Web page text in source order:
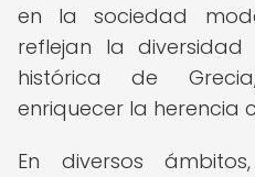
en la sociedad
reflejan la
histórica de
enriquecer la herencia
En diversos